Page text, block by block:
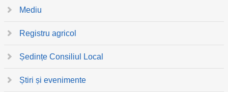
Mediu
Registru agricol
Ședințe Consiliul Local
Știri și evenimente